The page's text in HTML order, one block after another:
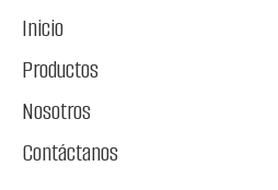
Inicio
Productos
Nosotros
Contáctanos